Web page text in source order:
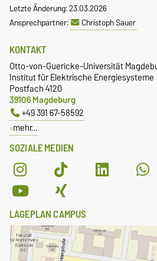
Letzte Änderung: 23.03.2026
Ansprechpartner:
Christoph Sauer
SOZIALE MEDIEN
KONTAKT
Otto-von-Guericke-Universität
Institut für Elektrische Energiesysteme
Postfach 4120
39106 Magdeburg
+49 391 67-58592
mehr…
LAGEPLAN CAMPUS